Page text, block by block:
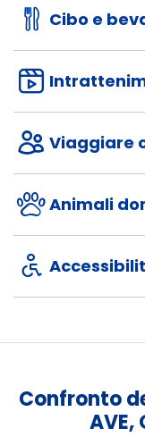
Cibo e
Viaggiare
Animali
Confronto
AVE,